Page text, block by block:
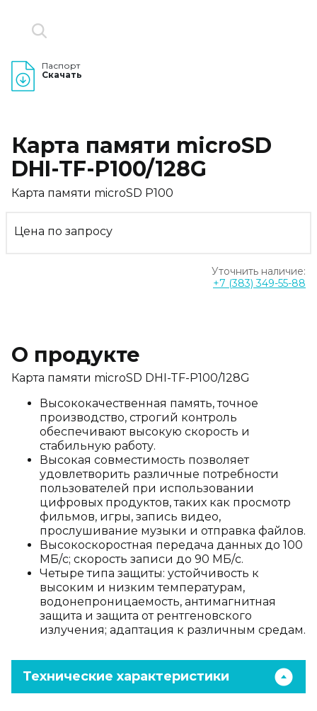
Паспорт
Скачать
Карта памяти microSD
DHI-TF-P100/128G
Карта памяти microSD P100
Цена по запросу
Уточнить наличие:
+7 (383) 349-55-88
О продукте
Карта памяти microSD DHI-TF-P100/128G
Высококачественная память, точное
производство, строгий контроль
обеспечивают высокую скорость и
стабильную работу.
Высокая совместимость позволяет
удовлетворить различные потребности
пользователей при использовании
цифровых продуктов, таких как просмотр
фильмов, игры, запись видео,
прослушивание музыки и отправка файлов.
Высокоскоростная передача данных до 100
МБ/с; скорость записи до 90 МБ/с.
Четыре типа защиты: устойчивость к
высоким и низким температурам,
водонепроницаемость, антимагнитная
защита и защита от рентгеновского
излучения; адаптация к различным средам.
Технические характеристики